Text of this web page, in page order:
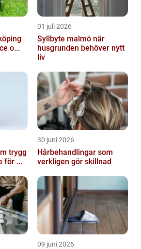
o...
01 juli 2026
Syllbyte malmö när
husgrunden behöver nytt
liv
för ...
30 juni 2026
Hårbehandlingar som
verkligen gör skillnad
09 juni 2026